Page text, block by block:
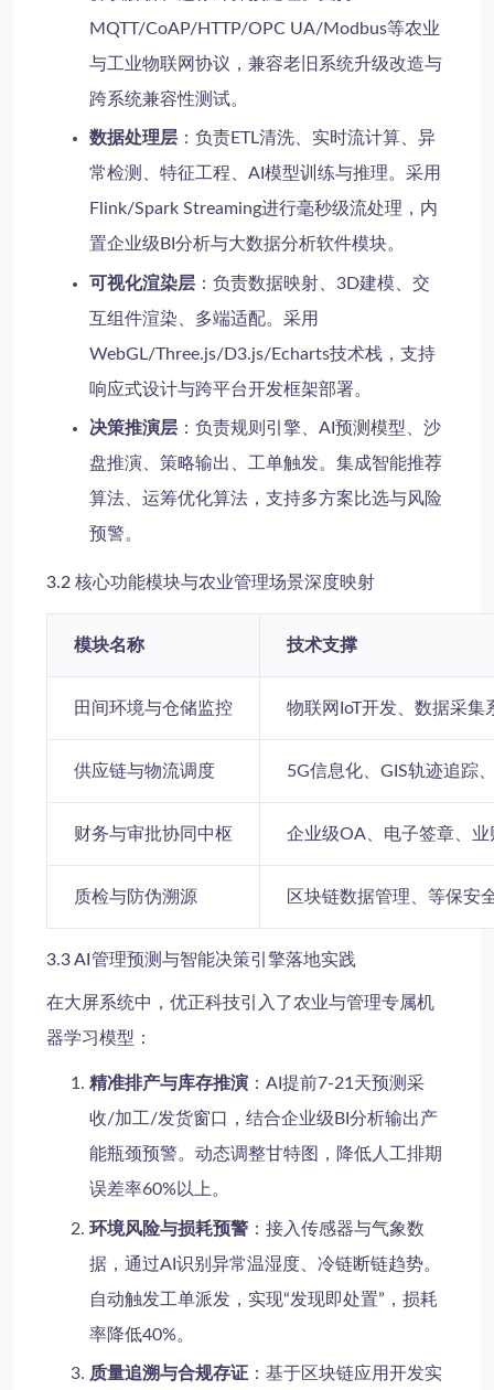
MQTT/CoAP/HTTP/OPC UA/Modbus等农业
与工业物联网协议，兼容老旧系统升级改造与
跨系统兼容性测试。
数据处理层 ：负责ETL清洗、实时流计算、异
常检测、特征工程、AI模型训练与推理。采用
Flink/Spark Streaming进行毫秒级流处理，内
置企业级BI分析与大数据分析软件模块。
可视化渲染层 ：负责数据映射、3D建模、交
互组件渲染、多端适配。采用
WebGL/Three.js/D3.js/Echarts技术栈，支持
响应式设计与跨平台开发框架部署。
决策推演层 ：负责规则引擎、AI预测模型、沙
盘推演、策略输出、工单触发。集成智能推荐
算法、运筹优化算法，支持多方案比选与风险
预警。
3.2 核心功能模块与农业管理场景深度映射
模块名称 技术支撑
田间环境与仓储监控 物联网IoT开发、数据采
供应链与物流调度 5G信息化、GIS轨迹追踪
财务与审批协同中枢 企业级OA、电子签章、
质检与防伪溯源 区块链数据管理、等保安
3.3 AI管理预测与智能决策引擎落地实践
在大屏系统中，优正科技引入了农业与管理专属机
器学习模型：
精准排产与库存推演 ：AI提前7-21天预测采
收/加工/发货窗口，结合企业级BI分析输出产
能瓶颈预警。动态调整甘特图，降低人工排期
误差率60%以上。
环境风险与损耗预警 ：接入传感器与气象数
据，通过AI识别异常温湿度、冷链断链趋势。
自动触发工单派发，实现“发现即处置”，损耗
率降低40%。
质量追溯与合规存证 ：基于区块链应用开发实